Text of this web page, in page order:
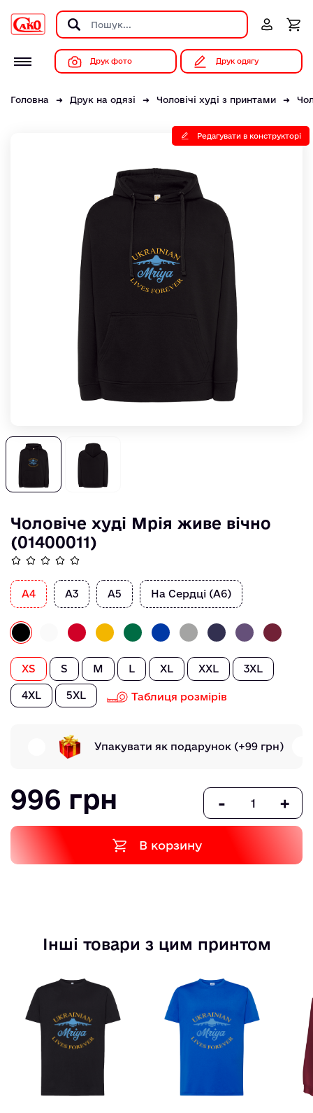
Друк фото Друк одягу
Головна Друк на одязі Чоловічі худі з принтами
Редагувати в конструкторі
Чоловіче худі Мрія живе вічно
(01400011)
А4 А3 А5 На Сердці (А6)
XS S M L XL XXL 3XL
4XL 5XL Таблиця розмірів
Упакувати як подарунок (+99 грн)
996 грн - +
В корзину
Інші товари з цим принтом